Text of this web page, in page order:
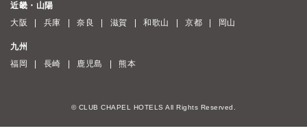
近畿・山陽
大阪
兵庫 奈良 滋賀 和歌山 京都 岡山
九州
福岡
長崎 鹿児島 熊本
© CLUB CHAPEL HOTELS All Rights Reserved.